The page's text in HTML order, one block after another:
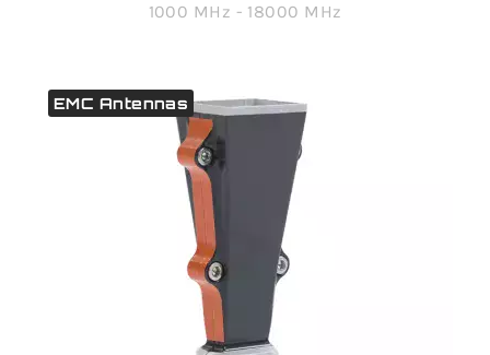
1000 MHz - 18000 MHz
EMC Antennas